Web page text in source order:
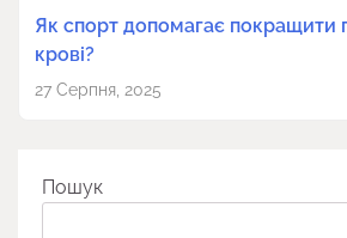
Як спорт допомагає покращити
крові?
27 Серпня, 2025
Пошук